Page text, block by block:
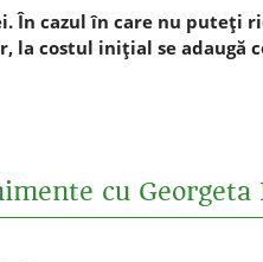
În cazul în care nu puteţi
la costul iniţial se adaugă
cu